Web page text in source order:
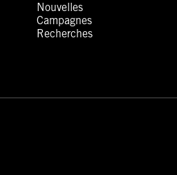
Nouvelles
Campagnes
Recherches